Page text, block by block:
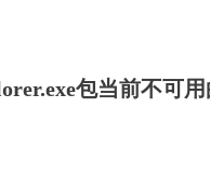
包当前不可